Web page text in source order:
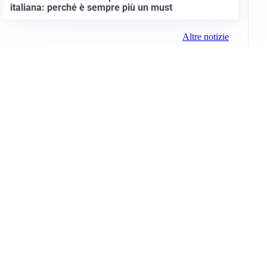
italiana: perché è sempre più un must
Altre notizie